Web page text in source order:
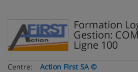
Formation
Gestion:
Ligne 100
Centre:
Action First SA ©